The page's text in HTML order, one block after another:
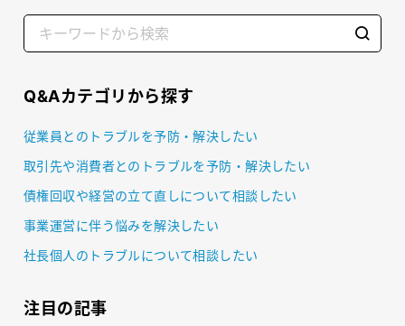
Q&Aカテゴリから探す
従業員とのトラブルを予防・解決したい
取引先や消費者とのトラブルを予防・解決したい
債権回収や経営の立て直しについて相談したい
事業運営に伴う悩みを解決したい
社長個人のトラブルについて相談したい
注目の記事